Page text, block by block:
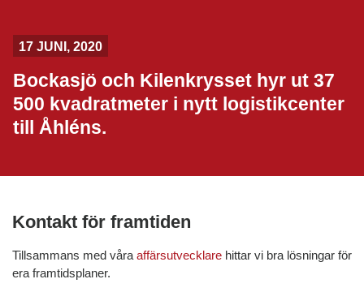
Kontakt för framtiden
Tillsammans med våra affärsutvecklare hittar vi bra lösningar för
era framtidsplaner.
17 JUNI, 2020
Bockasjö och Kilenkrysset hyr ut 37
500 kvadratmeter i nytt logistikcenter
till Åhléns.